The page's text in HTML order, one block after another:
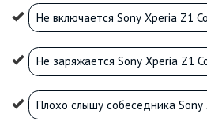
Не включается Sony Xperia Z1
Не заряжается Sony Xperia Z1
Плохо слышу собеседника Sony